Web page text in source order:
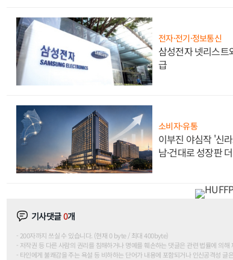
전자·전기·정보통신
삼성전자 넷리스트
급
소비자·유통
이부진 야심작 '신
남·건대로 성장판
기사댓글0개
200자까지 쓰실 수 있습니다. (현재 0 byte / 최대 400byte)
저작권 등 다른 사람의 권리를 침해하거나 명예를 훼손하는 댓글은 관련 법률에 의해
타인에게 불쾌감을 주는 욕설 등 비하하는 단어가 내용에 포함되거나 인신공격성 글